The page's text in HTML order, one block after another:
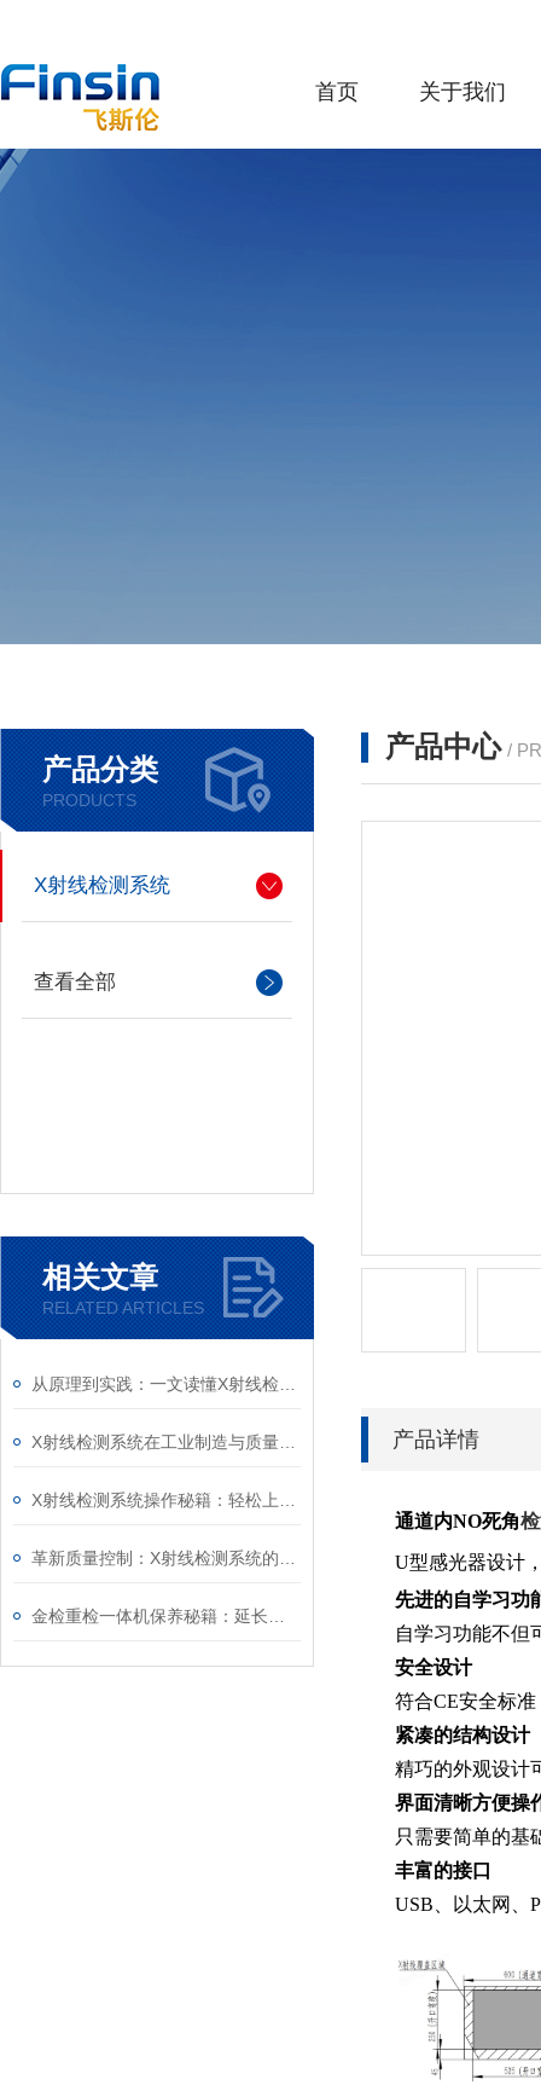
首页 关于我们
产品分类
PRODUCTS
X射线检测系统
查看全部
相关文章
RELATED ARTICLES
产品中心 /
产品详情
通道内NO死角
U型感光器设计
先进的自学习功
自学习功能不但
安全设计
符合CE安全标
紧凑的结构设计
精巧的外观设计
界面清晰方便操
只需要简单的基
丰富的接口
USB、以太网、